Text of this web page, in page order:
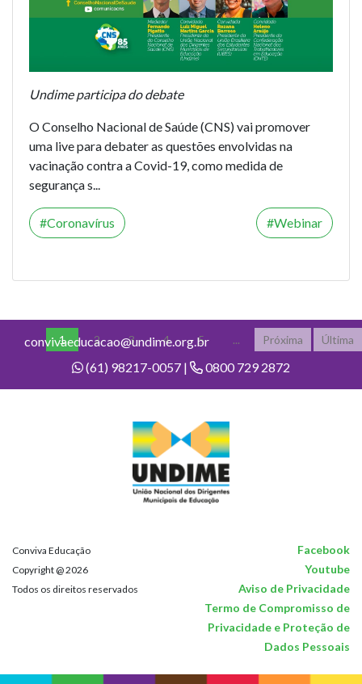
Undime participa do debate
O Conselho Nacional de Saúde (CNS) vai promover
uma live para debater as questões envolvidas na
vacinação contra a Covid-19, como medida de
segurança s...
Coronavírus Webinar
1 2 3 4 5 ... Próxima Última
convivaeducacao@undime.org.br
(61) 98217-0057 |
0800 729 2872
Conviva Educação Facebook
Copyright @ 2026 Youtube
Todos os direitos reservados
Aviso de Privacidade
Termo de Compromisso de
Privacidade e Proteção de
Dados Pessoais